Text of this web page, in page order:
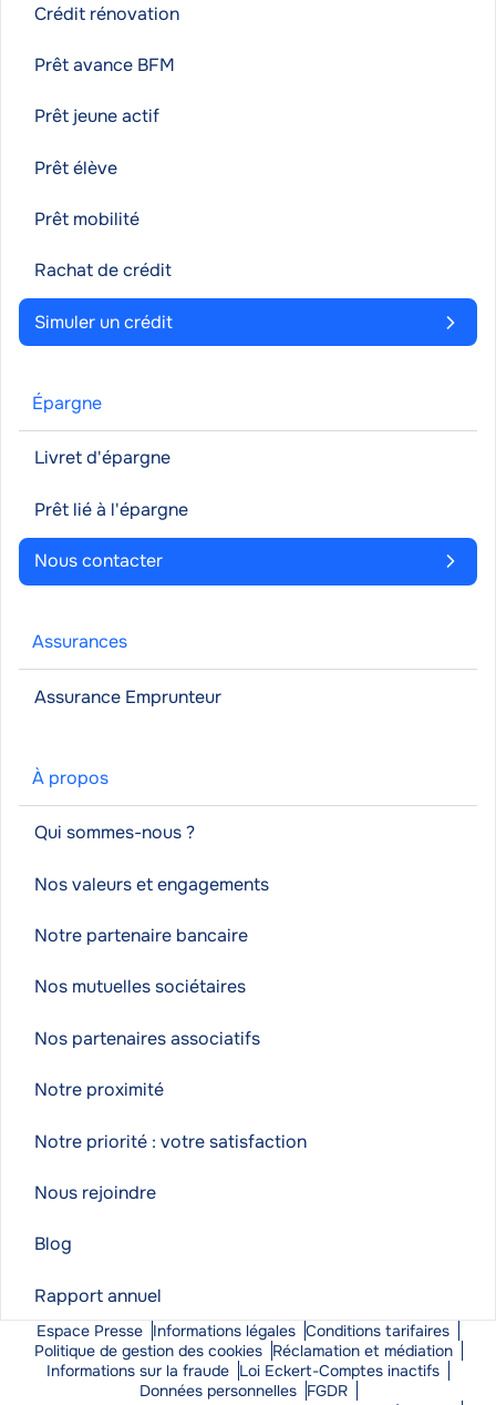
Crédit rénovation
Prêt avance BFM
Prêt jeune actif
Prêt élève
Prêt mobilité
Rachat de crédit
Simuler un crédit
Épargne
Livret d'épargne
Prêt lié à l'épargne
Nous contacter
Assurances
Assurance Emprunteur
À propos
Qui sommes-nous ?
Nos valeurs et engagements
Notre partenaire bancaire
Nos mutuelles sociétaires
Nos partenaires associatifs
Notre proximité
Notre priorité : votre satisfaction
Nous rejoindre
Blog
Rapport annuel
Espace Presse Informations légales Conditions tarifaires
Politique de gestion des cookies Réclamation et médiation
Informations sur la fraude Loi Eckert-Comptes inactifs
Données personnelles FGDR